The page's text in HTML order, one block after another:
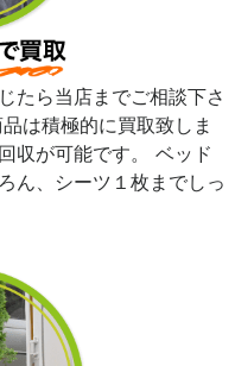
たら当店までご相談下さ
は積極的に買取致しま
収が可能です。 ベッド
ん、シーツ１枚までしっ